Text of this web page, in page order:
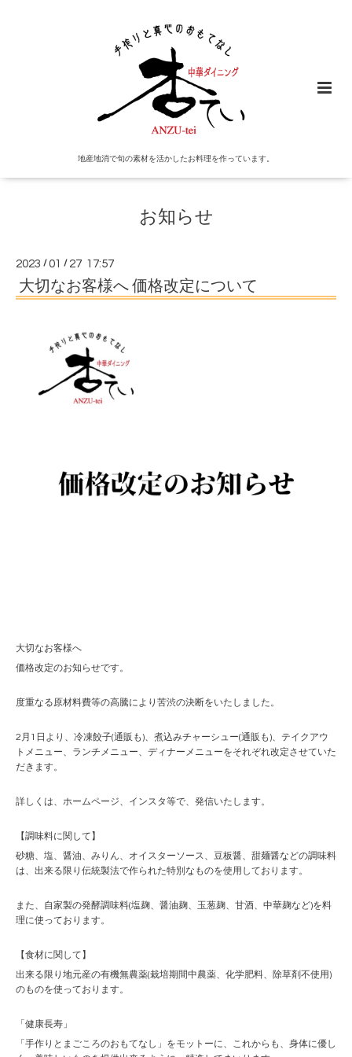
地産地消で旬の素材を活かしたお料理を作っています。
お知らせ
2023 /01 / 27 17:57
大切なお客様へ 価格改定について
大切なお客様へ
価格改定のお知らせです。
度重なる原材料費等の高騰により苦渋の決断をいたしました。
2月1日より、冷凍餃子(通販も)、煮込みチャーシュー(通販も)、テイクアウ
トメニュー、ランチメニュー、ディナーメニューをそれぞれ改定させていた
だきます。
詳しくは、ホームページ、インスタ等で、発信いたします。
【調味料に関して】
砂糖、塩、醤油、みりん、オイスターソース、豆板醤、甜麺醤などの調味料
は、出来る限り伝統製法で作られた特別なものを使用しております。
また、自家製の発酵調味料(塩麹、醤油麹、玉葱麹、甘酒、中華麹など)を料
理に使っております。
【食材に関して】
出来る限り地元産の有機無農薬(栽培期間中農薬、化学肥料、除草剤不使用)
のものを使っております。
「健康長寿」
「手作りとまごころのおもてなし」をモットーに、これからも、身体に優し